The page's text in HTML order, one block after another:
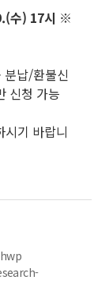
수) 17시 ※
납/환불신
신청 가능
기 바랍니